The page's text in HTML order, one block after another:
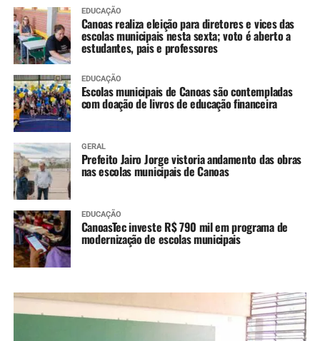
EDUCAÇÃO
Canoas realiza eleição para diretores e vices das
escolas municipais nesta sexta; voto é aberto a
estudantes, pais e professores
EDUCAÇÃO
Escolas municipais de Canoas são contempladas
com doação de livros de educação financeira
GERAL
Prefeito Jairo Jorge vistoria andamento das obras
nas escolas municipais de Canoas
EDUCAÇÃO
CanoasTec investe R$ 790 mil em programa de
modernização de escolas municipais